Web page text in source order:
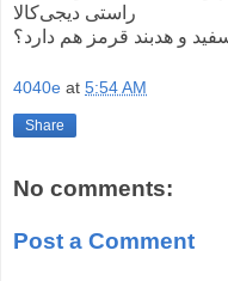
راستی دیجی‌کالا
و هدبند قرمز هم دارد؟
4040e at 5:54 AM
Share
No comments:
Post a Comment